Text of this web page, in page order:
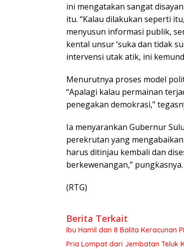
ini mengatakan sangat
itu. “Kalau dilakukan seperti
menyusun informasi publik,
kental unsur ‘suka dan tidak
intervensi utak atik, ini
Menurutnya proses model
“Apalagi kalau permainan
penegakan demokrasi,”
Ia menyarankan Gubernur
perekrutan yang
harus ditinjau kembali dan
berkewenangan,” pungkasnya.
(RTG)
Berita Terkait
Ibu Hamil dan 8 Balita Keracunan
Pria Lompat dari Jembatan Teluk